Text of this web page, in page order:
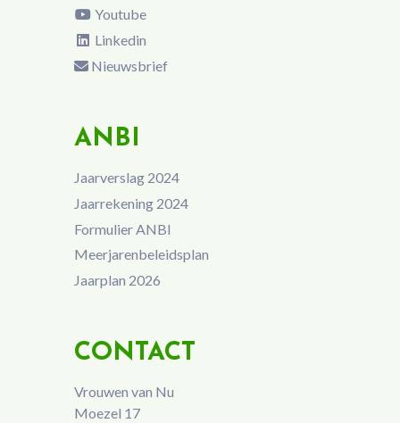
Youtube
Linkedin
Nieuwsbrief
ANBI
Jaarverslag 2024
Jaarrekening 2024
Formulier ANBI
Meerjarenbeleidsplan
Jaarplan 2026
CONTACT
Vrouwen van Nu
Moezel 17